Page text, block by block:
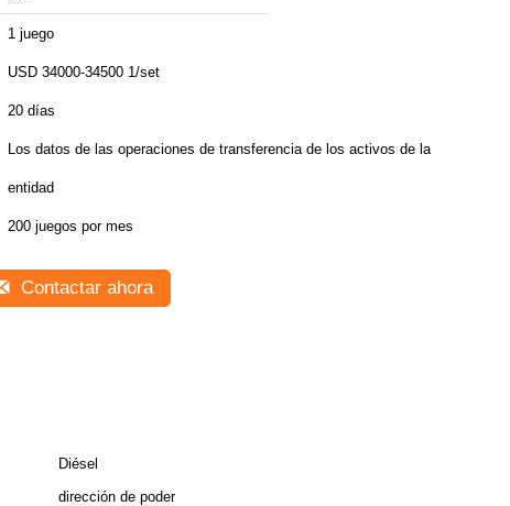
1 juego
USD 34000-34500 1/set
20 días
Los datos de las operaciones de transferencia de los activos de la
entidad
200 juegos por mes
Contactar ahora
Diésel
dirección de poder